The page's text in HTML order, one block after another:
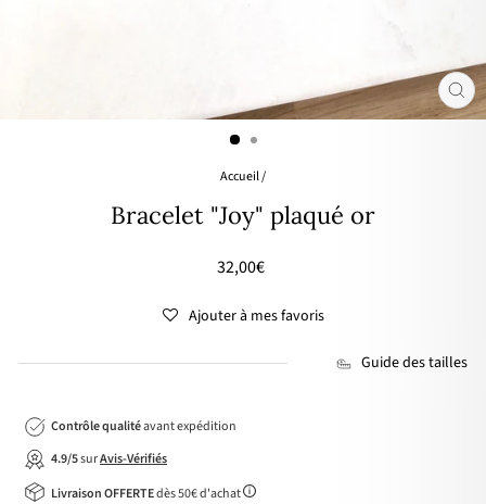
Accueil/
Bracelet "Joy" plaqué or
Prix
32,00€
Ajouter à mes favoris
Guide des tailles
Contrôle qualitéavant expédition
4.9/5surAvis-Vérifiés
Livraison OFFERTEdès 50€ d'achat